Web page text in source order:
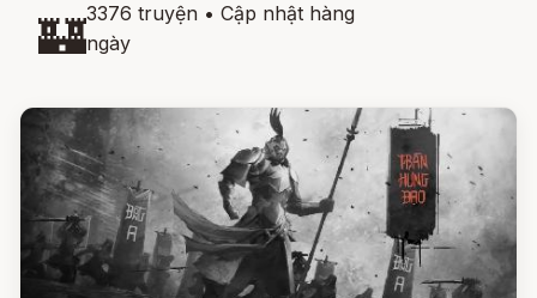
🏰3376 truyện • Cập nhật hàng
ngày